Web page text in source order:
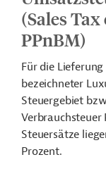
(Sales
PPnBM)
Für die
bezeichneter
Steuergebiet
Verbrauchsteuer
Steuersätze
Prozent.